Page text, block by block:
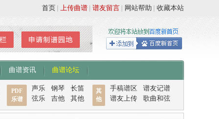
收藏本站
网站帮助
谱友留言
上传曲谱
首页
曲谱资讯 曲谱论坛
PDF
乐谱
声乐 钢琴
长笛
弦乐
吉他 其他
其
他
手稿谱区
谱友记谱
谱友上传
歌曲和弦